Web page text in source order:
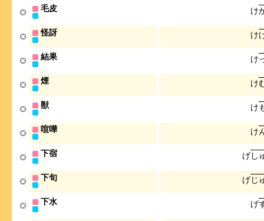
毛皮 け
怪訝 け
結果 け
煙 け
獣 け
喧嘩 け
下宿 げし
下旬 げじ
下水 げ